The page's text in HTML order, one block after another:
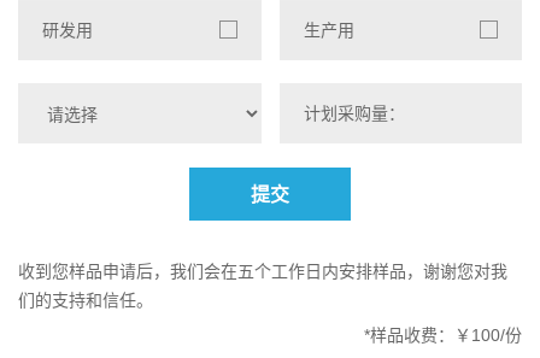
研发用 生产用
提交
收到您样品申请后，我们会在五个工作日内安排样品，谢谢您对我
们的支持和信任。
*样品收费：￥100/份